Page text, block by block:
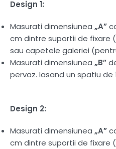
Design 1:
Masurati dimensiunea „A”
cm dintre suportii de fixare
sau capetele galeriei
Masurati dimensiunea „B”
pervaz. lasand un spatiu de
Design 2:
Masurati dimensiunea „A”
cm dintre suportii de fixare